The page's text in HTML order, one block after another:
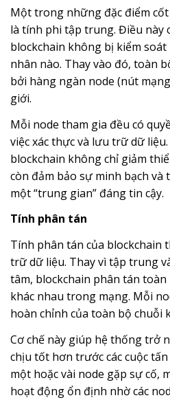
Một trong những đặc điểm
là tính phi tập trung. Điều này
blockchain không bị kiểm
nhân nào. Thay vào đó, toàn
bởi hàng ngàn node (nút
giới.
Mỗi node tham gia đều có
việc xác thực và lưu trữ dữ
blockchain không chỉ giảm
còn đảm bảo sự minh bạch và
một “trung gian” đáng tin cậy.
Tính phân tán
Tính phân tán của blockchain
trữ dữ liệu. Thay vì tập trung
tâm, blockchain phân tán toàn
khác nhau trong mạng. Mỗi
hoàn chỉnh của toàn bộ chuỗi
Cơ chế này giúp hệ thống trở
chịu tốt hơn trước các cuộc
một hoặc vài node gặp sự cố,
hoạt động ổn định nhờ các